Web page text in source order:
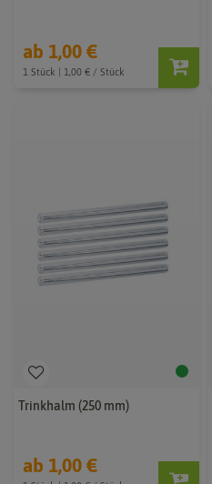
ab 1,00 €
1 Stück | 1,00 € / Stück
Trinkhalm (250 mm)
ab 1,00 €